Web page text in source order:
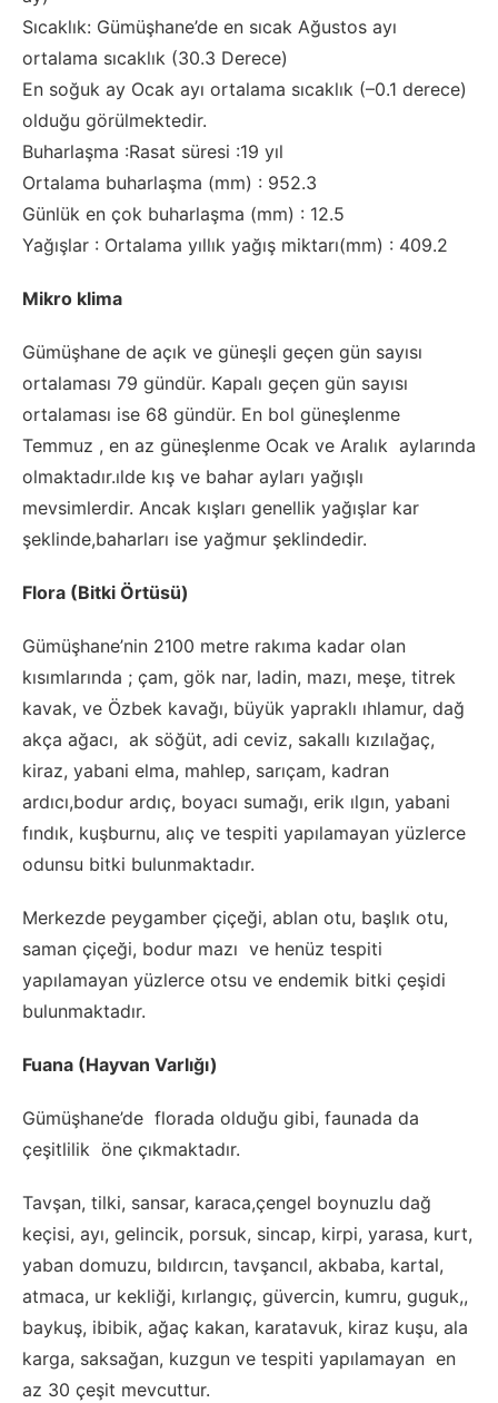
Sıcaklık: Gümüşhane’de en sıcak Ağustos ayı
ortalama sıcaklık (30.3 Derece)
En soğuk ay Ocak ayı ortalama sıcaklık (–0.1 derece)
olduğu görülmektedir.
Buharlaşma :Rasat süresi :19 yıl
Ortalama buharlaşma (mm) : 952.3
Günlük en çok buharlaşma (mm) : 12.5
Yağışlar : Ortalama yıllık yağış miktarı(mm) : 409.2
Mikro klima
Gümüşhane de açık ve güneşli geçen gün sayısı
ortalaması 79 gündür. Kapalı geçen gün sayısı
ortalaması ise 68 gündür. En bol güneşlenme
Temmuz , en az güneşlenme Ocak ve Aralık aylarında
olmaktadır.ılde kış ve bahar ayları yağışlı
mevsimlerdir. Ancak kışları genellik yağışlar kar
şeklinde,baharları ise yağmur şeklindedir.
Flora (Bitki Örtüsü)
Gümüşhane’nin 2100 metre rakıma kadar olan
kısımlarında ; çam, gök nar, ladin, mazı, meşe, titrek
kavak, ve Özbek kavağı, büyük yapraklı ıhlamur, dağ
akça ağacı, ak söğüt, adi ceviz, sakallı kızılağaç,
kiraz, yabani elma, mahlep, sarıçam, kadran
ardıcı,bodur ardıç, boyacı sumağı, erik ılgın, yabani
fındık, kuşburnu, alıç ve tespiti yapılamayan yüzlerce
odunsu bitki bulunmaktadır.
Merkezde peygamber çiçeği, ablan otu, başlık otu,
saman çiçeği, bodur mazı ve henüz tespiti
yapılamayan yüzlerce otsu ve endemik bitki çeşidi
bulunmaktadır.
Fuana (Hayvan Varlığı)
Gümüşhane’de florada olduğu gibi, faunada da
çeşitlilik öne çıkmaktadır.
Tavşan, tilki, sansar, karaca,çengel boynuzlu dağ
keçisi, ayı, gelincik, porsuk, sincap, kirpi, yarasa, kurt,
yaban domuzu, bıldırcın, tavşancıl, akbaba, kartal,
atmaca, ur kekliği, kırlangıç, güvercin, kumru, guguk,,
baykuş, ibibik, ağaç kakan, karatavuk, kiraz kuşu, ala
karga, saksağan, kuzgun ve tespiti yapılamayan en
az 30 çeşit mevcuttur.